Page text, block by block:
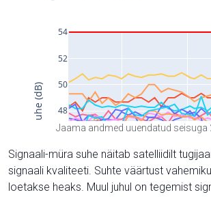
Jaama andmed uuendatud seisuga
Signaali-müra suhe näitab satelliidilt
signaali kvaliteeti. Suhte väärtust
loetakse heaks. Muul juhul on tegemist